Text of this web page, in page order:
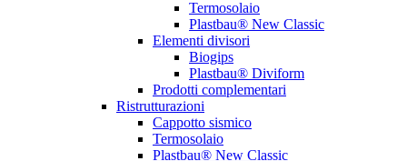
Termosolaio
Plastbau® New Classic
Elementi divisori
Biogips
Plastbau® Diviform
Prodotti complementari
Ristrutturazioni
Cappotto sismico
Termosolaio
Plastbau® New Classic